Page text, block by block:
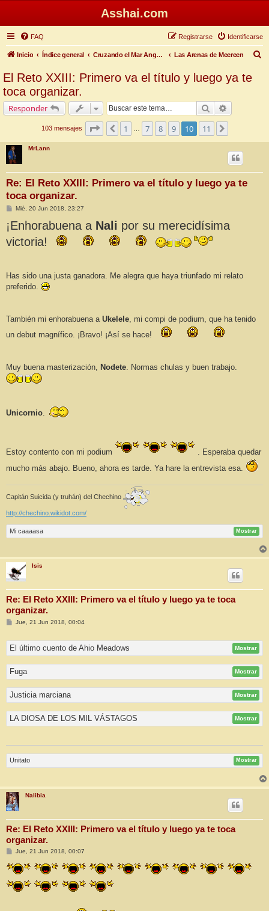
Asshai.com
FAQ Identificarse
Registrarse
Inicio Índice general Cruzando el Mar Angosto Las Arenas de Meereen
El Reto XXIII: Primero va el título y luego ya te
toca organizar.
Responder Buscar
103 mensajes Página10de11
Anterior
1 7 8 9 10 11
MrLann
Re: El Reto XXIII: Primero va el título y luego ya te
toca organizar.
M
n
s
a
Mié, 20 Jun 2018, 23:27
¡Enhorabuena a Nali por su merecidísima
victoria!
Has sido una justa ganadora. Me alegra que haya triunfado mi relato
preferido.
También mi enhorabuena a Ukelele, mi compi de podium, que ha tenido
un debut magnífico. ¡Bravo! ¡Así se hace!
Muy buena masterización, Nodete. Normas chulas y buen trabajo.
Unicornio.
Estoy contento con mi podium
. Esperaba quedar
mucho más abajo. Bueno, ahora es tarde. Ya hare la entrevista esa.
Capitán Suicida (y truhán) del Chechino
http://chechino.wikidot.com/
Mi caaaasa Mostrar
Isis
Re: El Reto XXIII: Primero va el título y luego ya te toca
organizar.
M
a
j
e
Jue, 21 Jun 2018, 00:04
El último cuento de Ahio Meadows Mostrar
Fuga Mostrar
Justicia marciana Mostrar
LA DIOSA DE LOS MIL VÁSTAGOS Mostrar
Unitato Mostrar
Nalibia
Re: El Reto XXIII: Primero va el título y luego ya te toca
organizar.
M
n
s
j
e
Jue, 21 Jun 2018, 00:07